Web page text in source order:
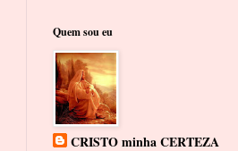
Quem sou eu
CRISTO minha CERTEZA